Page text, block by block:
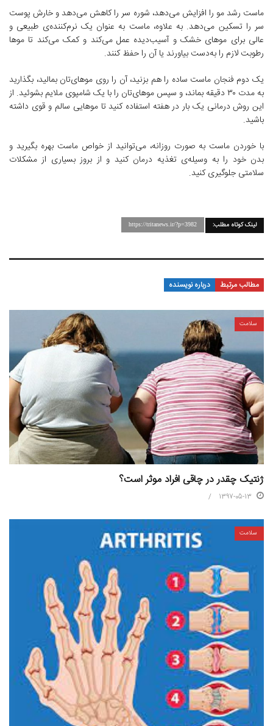
ماست رشد مو را افزایش می‌دهد، شوره سر را کاهش می‌دهد و خارش پوست
سر را تسکین می‌دهد. به علاوه، ماست به عنوان یک نرم‌کننده‌ی طبیعی و
عالی برای موهای خشک و آسیب‌دیده عمل می‌کند و کمک می‌کند تا موها
رطوبت لازم را به‌دست بیاورند یا آن را حفظ کنند.
یک دوم فنجان ماست ساده را هم بزنید، آن را روی موهای‌تان بمالید، بگذارید
به مدت ۳۰ دقیقه بماند، و سپس موهای‌تان را با یک شامپوی ملایم بشوئید. از
این روش درمانی یک بار در هفته استفاده کنید تا موهایی سالم و قوی داشته
باشید.
با خوردن ماست به صورت روزانه، ‌می‌توانید از خواص ماست بهره بگیرید و
بدن خود را به وسیله‌ی تغذیه درمان کنید و از بروز بسیاری از مشکلات
سلامتی جلوگیری کنید.
لینک کوتاه مطلب: https://tritanews.ir/?p=3982
مطالب مرتبط درباره نویسنده
سلامت
ژنتیک چقدر در چاقی افراد موثر است؟
1397-05-13
سلامت